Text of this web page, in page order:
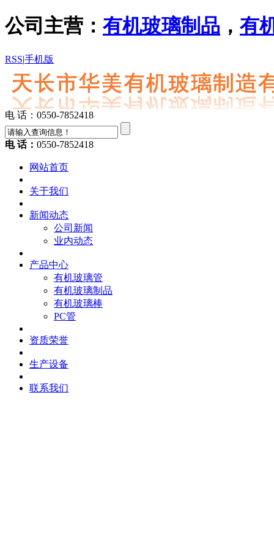
公司主营： 有机玻璃制品 ， 有
RSS|手机版
电 话：0550-7852418
电 话： 0550-7852418
网站首页
关于我们
新闻动态
公司新闻
业内动态
产品中心
有机玻璃管
有机玻璃制品
有机玻璃棒
PC管
资质荣誉
生产设备
联系我们